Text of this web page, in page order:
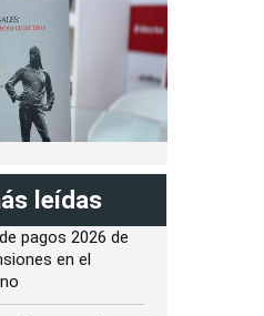
leídas
pagos 2026 de
en el